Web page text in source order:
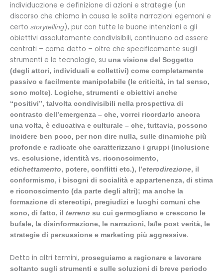
individuazione e definizione di azioni e strategie (un
discorso che chiama in causa le solite narrazioni egemoni e
certo storytelling), pur con tutte le buone intenzioni e gli
obiettivi assolutamente condivisibili, continuano ad essere
centrati – come detto – oltre che specificamente sugli
strumenti e le tecnologie, su una visione del Soggetto
(degli attori, individuali e collettivi) come completamente
passivo e facilmente manipolabile (le criticità, in tal senso,
sono molte). Logiche, strumenti e obiettivi anche
“positivi”, talvolta condivisibili nella prospettiva di
contrasto dell’emergenza – che, vorrei ricordarlo ancora
una volta, è educativa e culturale – che, tuttavia, possono
incidere ben poco, per non dire nulla, sulle dinamiche più
profonde e radicate che caratterizzano i gruppi (inclusione
vs. esclusione, identità vs. riconoscimento,
etichettamento, potere, conflitti etc.), l’eterodirezione, il
conformismo, i bisogni di socialità e appartenenza, di stima
e riconoscimento (da parte degli altri); ma anche la
formazione di stereotipi, pregiudizi e luoghi comuni che
sono, di fatto, il terreno su cui germogliano e crescono le
bufale, la disinformazione, le narrazioni, la/le post verità, le
strategie di persuasione e marketing più aggressive.
Detto in altri termini, proseguiamo a ragionare e lavorare
soltanto sugli strumenti e sulle soluzioni di breve periodo